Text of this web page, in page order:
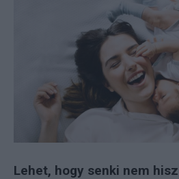
Lehet, hogy senki nem